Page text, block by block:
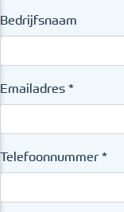
Bedrijfsnaam
Emailadres *
Telefoonnummer *